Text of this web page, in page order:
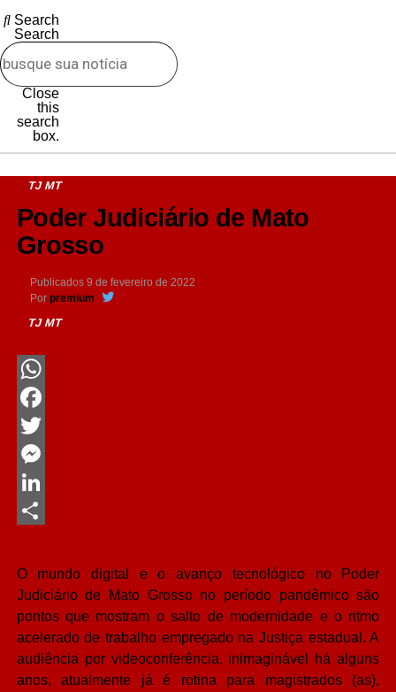
Search
Search
Close
this
search
box.
TJ MT
Poder Judiciário de Mato
Grosso
Publicados 9 de fevereiro de 2022
Por premium
TJ MT
WhatsApp
Facebook
Twitter
Messenger
LinkedIn
O mundo digital e o avanço tecnológico no Poder
Judiciário de Mato Grosso no período pandêmico são
pontos que mostram o salto de modernidade e o ritmo
acelerado de trabalho empregado na Justiça estadual. A
audiência por videoconferência, inimaginável há alguns
anos, atualmente já é rotina para magistrados (as),